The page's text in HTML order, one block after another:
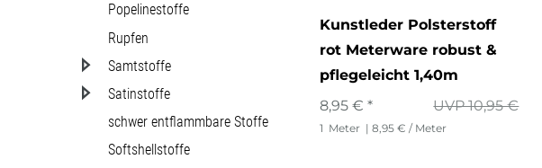
Popelinestoffe
Rupfen
Samtstoffe
Satinstoffe
schwer entflammbare Stoffe
Softshellstoffe
Kunstleder Polsterstoff
rot Meterware robust &
pflegeleicht 1,40m
UVP 10,95 €
8,95 € *
1 Meter | 8,95 € / Meter